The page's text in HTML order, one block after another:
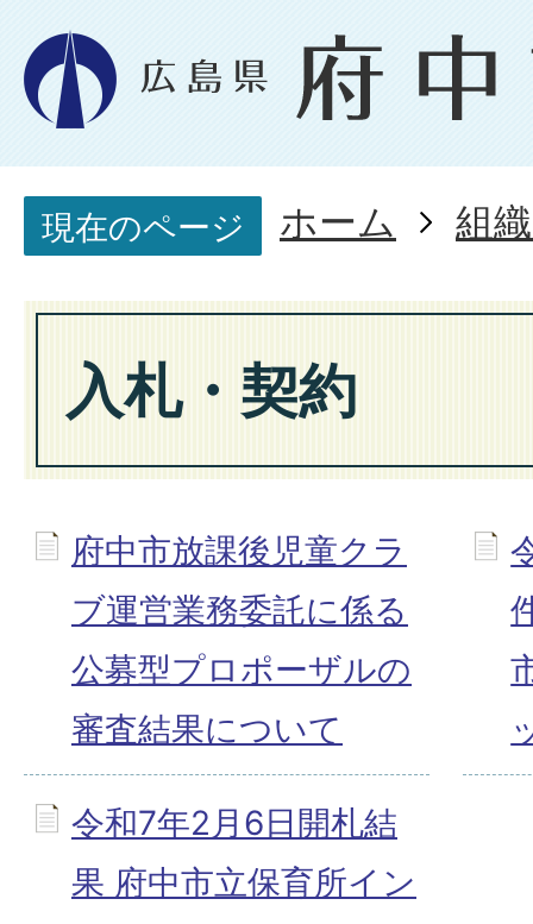
現在のページ ホーム 組
入札・契約
府中市放課後児童クラ
ブ運営業務委託に係る
公募型プロポーザルの
審査結果について
令和7年2月6日開札結
果 府中市立保育所イン